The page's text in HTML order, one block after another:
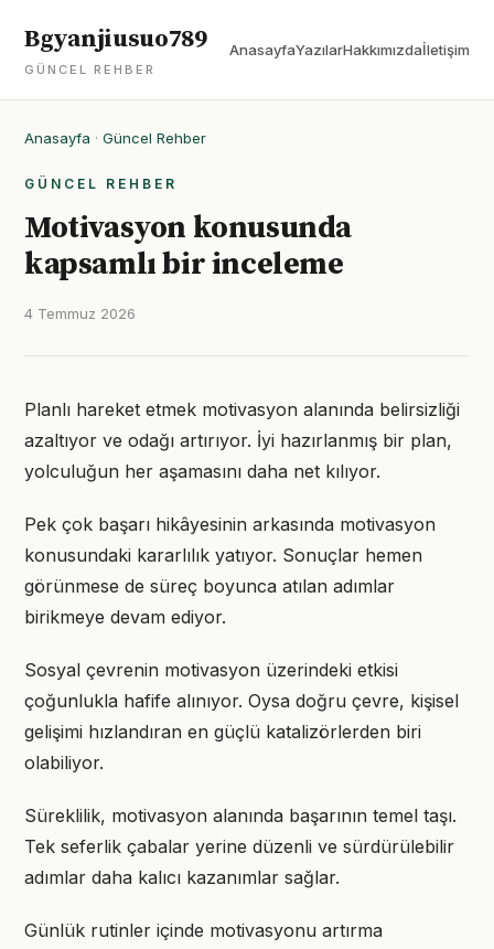
Bgyanjiusuo789
GÜNCEL REHBER
AnasayfaYazılarHakkımızdaİletişim
Anasayfa · Güncel Rehber
GÜNCEL REHBER
Motivasyon konusunda
kapsamlı bir inceleme
4 Temmuz 2026
Planlı hareket etmek motivasyon alanında belirsizliği
azaltıyor ve odağı artırıyor. İyi hazırlanmış bir plan,
yolculuğun her aşamasını daha net kılıyor.
Pek çok başarı hikâyesinin arkasında motivasyon
konusundaki kararlılık yatıyor. Sonuçlar hemen
görünmese de süreç boyunca atılan adımlar
birikmeye devam ediyor.
Sosyal çevrenin motivasyon üzerindeki etkisi
çoğunlukla hafife alınıyor. Oysa doğru çevre, kişisel
gelişimi hızlandıran en güçlü katalizörlerden biri
olabiliyor.
Süreklilik, motivasyon alanında başarının temel taşı.
Tek seferlik çabalar yerine düzenli ve sürdürülebilir
adımlar daha kalıcı kazanımlar sağlar.
Günlük rutinler içinde motivasyonu artırma